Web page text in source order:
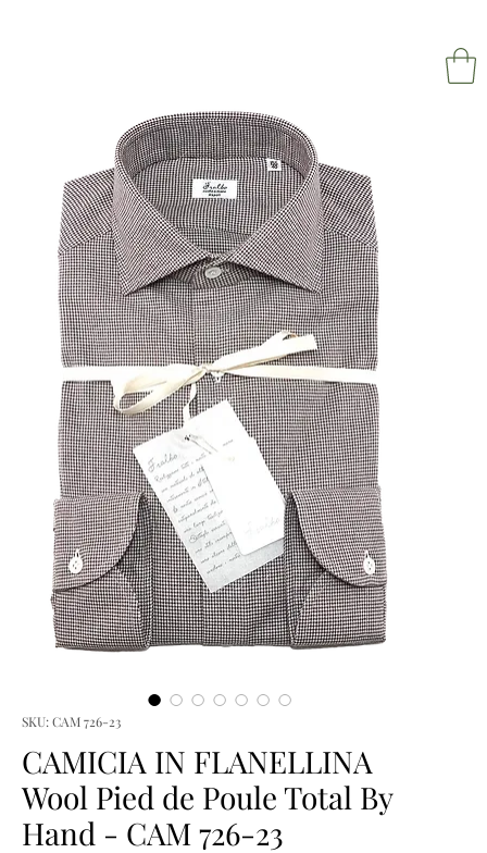
SKU: CAM 726-23
CAMICIA IN FLANELLINA
Wool Pied de Poule Total By
Hand - CAM 726-23